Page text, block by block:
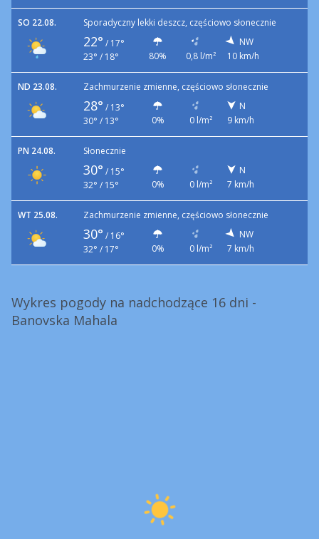
SO 22.08. Sporadyczny lekki deszcz, częściowo słonecznie
22° / 17°
23° / 18°
80% 0,8 l/m²
NW
10 km/h
ND 23.08. Zachmurzenie zmienne, częściowo słonecznie
28° / 13°
30° / 13°
0% 0 l/m²
N
9 km/h
PN 24.08. Słonecznie
30° / 15°
32° / 15°
0% 0 l/m²
N
7 km/h
WT 25.08. Zachmurzenie zmienne, częściowo słonecznie
30° / 16°
32° / 17°
0% 0 l/m²
NW
7 km/h
Wykres pogody na nadchodzące 16 dni -
Banovska Mahala